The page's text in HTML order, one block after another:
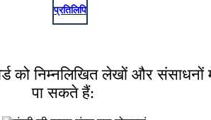
प्रतिलिपि
को निम्नलिखित लेखों और संसाधनों
पा सकते हैं: